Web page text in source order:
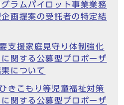
ラムパイロット事業業務
画提案の受託者の特定結
支援家庭見守り体制強化
関する公募型プロポーザ
について
きこもり等児童福祉対策
関する公募型プロポーザ